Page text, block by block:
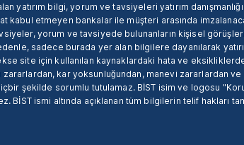
bilgi, yorum ve tavsiyeleri yatırım danışmanlığı
etmeyen bankalar ile müşteri arasında
yorum ve tavsiyede bulunanların kişisel
sadece burada yer alan bilgilere dayanılarak
site için kullanılan kaynaklardaki hata ve
kar yoksunluğundan, manevi zararlardan
şekilde sorumlu tutulamaz. BİST isim ve logosu
BİST ismi altında açıklanan tüm bilgilerin telif hakları